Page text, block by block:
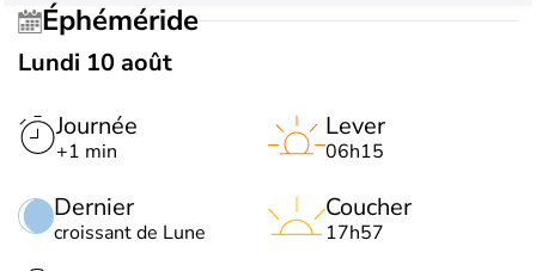
Éphéméride
Lundi 10 août
Journée
+1 min
Dernier
croissant de Lune
Lever
06h15
Coucher
17h57